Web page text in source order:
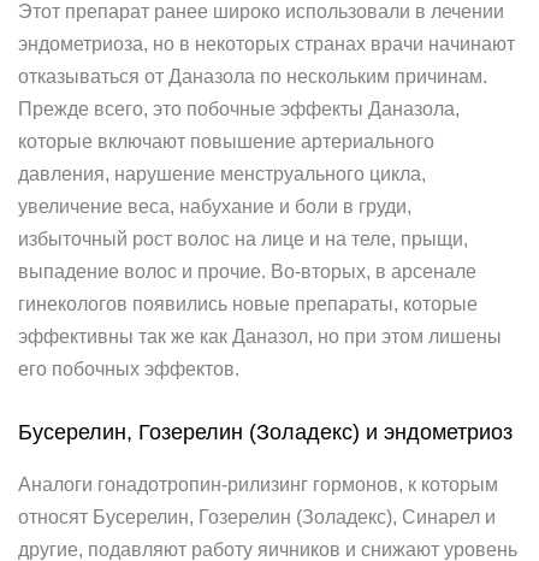
Этот препарат ранее широко использовали в лечении
эндометриоза, но в некоторых странах врачи начинают
отказываться от Даназола по нескольким причинам.
Прежде всего, это побочные эффекты Даназола,
которые включают повышение артериального
давления, нарушение менструального цикла,
увеличение веса, набухание и боли в груди,
избыточный рост волос на лице и на теле, прыщи,
выпадение волос и прочие. Во-вторых, в арсенале
гинекологов появились новые препараты, которые
эффективны так же как Даназол, но при этом лишены
его побочных эффектов.
Бусерелин, Гозерелин (Золадекс) и эндометриоз
Аналоги гонадотропин-рилизинг гормонов, к которым
относят Бусерелин, Гозерелин (Золадекс), Синарел и
другие, подавляют работу яичников и снижают уровень